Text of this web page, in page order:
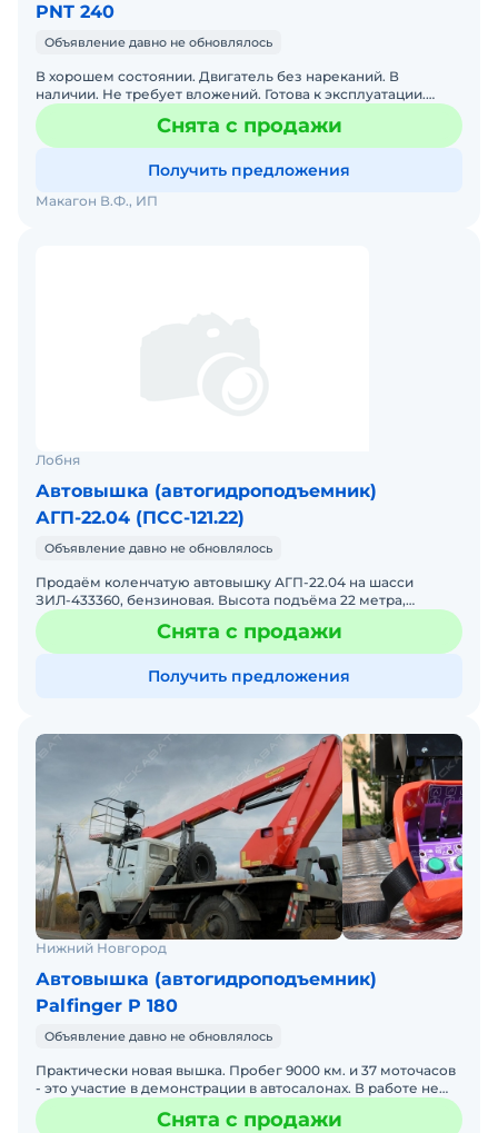
PNT 240
Объявление давно не обновлялось
В хорошем состоянии. Двигатель без нареканий. В
наличии. Не требует вложений. Готова к эксплуатации.
Продаётся автовышка isuzu с итальянской подъёмной
установко
Снята с продажи
Получить предложения
Макагон В.Ф., ИП
Лобня
Автовышка (автогидроподъемник)
АГП-22.04 (ПСС-121.22)
Объявление давно не обновлялось
Продаём коленчатую автовышку АГП-22.04 на шасси
ЗИЛ-433360, бензиновая. Высота подъёма 22 метра,
грузоподъёмность 300 кг, год выпуска - 2004 г., исправна, в
раб
Снята с продажи
Получить предложения
Нижний Новгород
Автовышка (автогидроподъемник)
Palfinger P 180
Объявление давно не обновлялось
Практически новая вышка. Пробег 9000 км. и 37 моточасов
- это участие в демонстрации в автосалонах. В работе не
была. Модель PALFINGER P180T - автогидропод
Снята с продажи